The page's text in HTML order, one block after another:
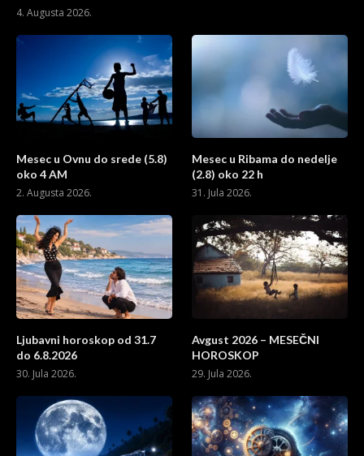
4. Augusta 2026.
Mesec u Ovnu do srede (5.8)
oko 4 AM
2. Augusta 2026.
Mesec u Ribama do nedelje
(2.8) oko 22 h
31. Jula 2026.
Ljubavni horoskop od 31.7
do 6.8.2026
30. Jula 2026.
Avgust 2026 – MESEČNI
HOROSKOP
29. Jula 2026.